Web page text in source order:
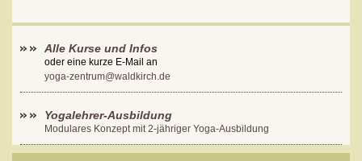
Alle Kurse und Infos
oder eine kurze E-Mail an
yoga-zentrum@waldkirch.de
Yogalehrer-Ausbildung
Modulares Konzept mit 2-jähriger Yoga-Ausbildung